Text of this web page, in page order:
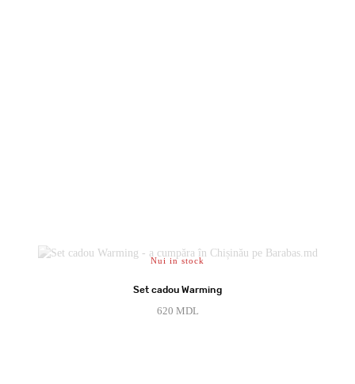
Nui in stock
Set cadou Warming
620 MDL